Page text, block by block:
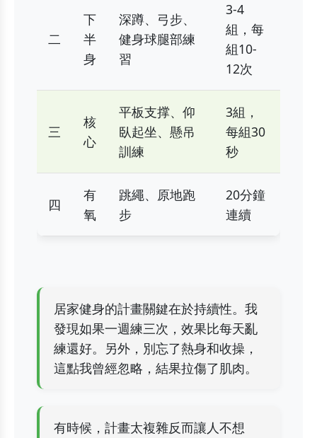
二
下
半
身
深蹲、弓步、
健身球腿部練
習
3-4
組，每
組10-
12次
三
核
心
平板支撑、仰
臥起坐、懸吊
訓練
3組，
每組30
秒
四
有
氧
跳繩、原地跑
步
20分鐘
連續
居家健身的計畫關鍵在於持續性。我
發現如果一週練三次，效果比每天亂
練還好。另外，別忘了熱身和收操，
這點我曾經忽略，結果拉傷了肌肉。
有時候，計畫太複雜反而讓人不想